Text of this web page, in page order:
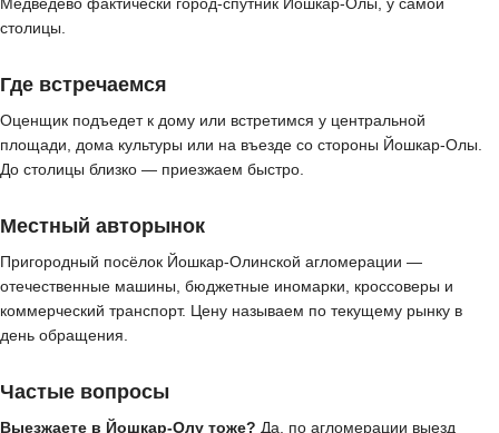
столицы.
Где встречаемся
Оценщик подъедет к дому или встретимся у центральной
площади, дома культуры или на въезде со стороны Йошкар-Олы.
До столицы близко — приезжаем быстро.
Местный авторынок
Пригородный посёлок Йошкар-Олинской агломерации —
отечественные машины, бюджетные иномарки, кроссоверы и
коммерческий транспорт. Цену называем по текущему рынку в
день обращения.
Частые вопросы
Выезжаете в Йошкар-Олу тоже? Да, по агломерации выезд